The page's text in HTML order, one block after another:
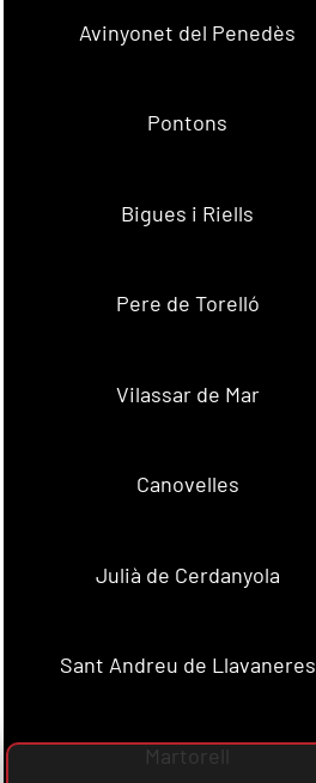
Avinyonet del Penedès
Pontons
Bigues i Riells
Pere de Torelló
Vilassar de Mar
Canovelles
Julià de Cerdanyola
Sant Andreu de Llavaneres
Martorell